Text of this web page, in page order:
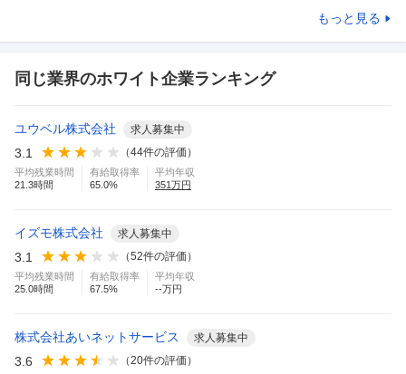
もっと見る
同じ業界のホワイト企業ランキング
ユウベル株式会社 求人募集中
3.1 （44件の評価）
平均残業時間
21.3時間
有給取得率
65.0%
平均年収
351 万円
イズモ株式会社 求人募集中
3.1 （52件の評価）
平均残業時間
25.0時間
有給取得率
67.5%
平均年収
--万円
株式会社あいネットサービス 求人募集中
3.6 （20件の評価）